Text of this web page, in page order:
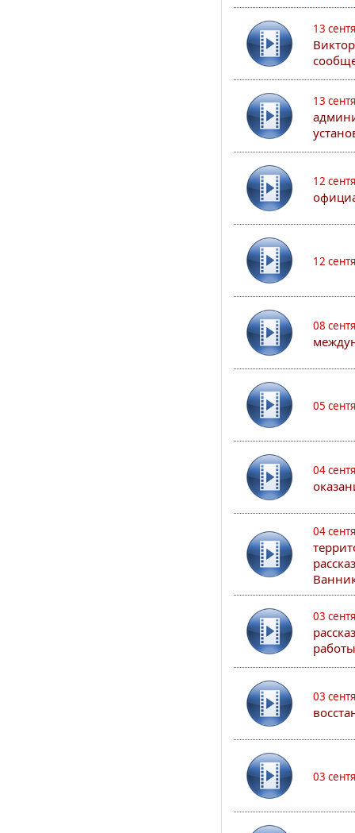
13
13
12
12
08
05
04
04
03
03
03